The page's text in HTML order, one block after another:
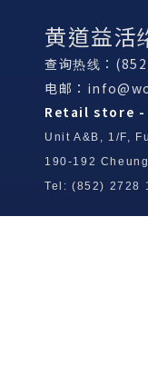
黄道益活
查询热线：
电邮：
Retail store -
Unit A&B, 1/F,
190-192
Tel: (852) 2728